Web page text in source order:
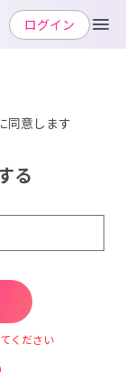
同意します
る
ください
ログイン